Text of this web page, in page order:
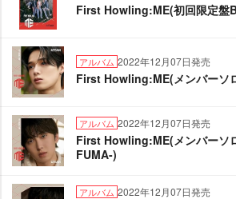
First Howling:ME(初回限定盤
アルバム 2022年12月07日発売
First Howling:ME(メンバーソ
アルバム 2022年12月07日発売
First Howling:ME(メンバーソ
FUMA-)
アルバム 2022年12月07日発売